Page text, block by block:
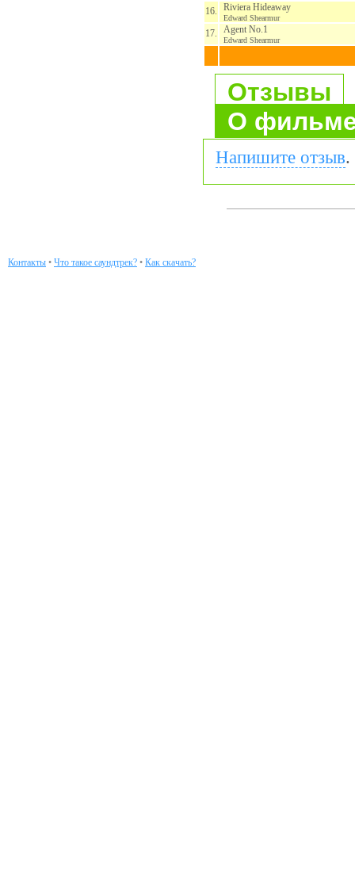
16. Riviera Hideaway
Edward Shearmur
17. Agent No.1
Edward Shearmur
Отзывы
О
Напишите отзыв.
Контакты • Что такое саундтрек? • Как скачать?